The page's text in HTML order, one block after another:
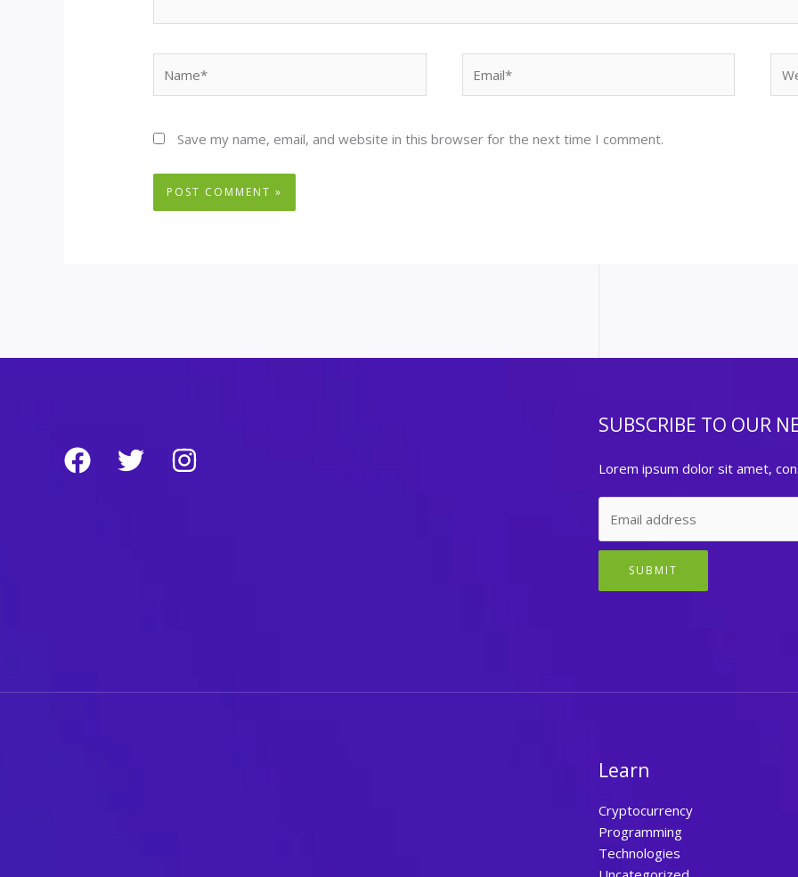
Save my name, email, and website in this browser for the next time I comment.
SUBSCRIBE TO OUR
Lorem ipsum dolor sit amet,
SUBMIT
Learn
Cryptocurrency
Programming
Technologies